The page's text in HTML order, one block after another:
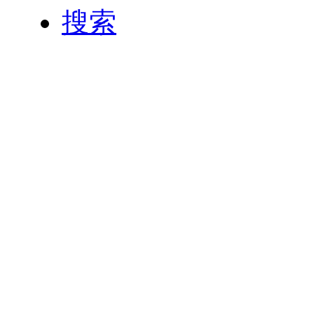
搜索